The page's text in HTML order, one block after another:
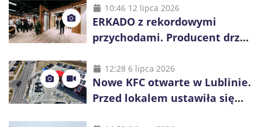
10:46 12 lipca 2026
ERKADO z rekordowymi
przychodami. Producent drzwi
inwestycje
12:28 6 lipca 2026
Nowe KFC otwarte w Lublinie.
Przed lokalem ustawiła się